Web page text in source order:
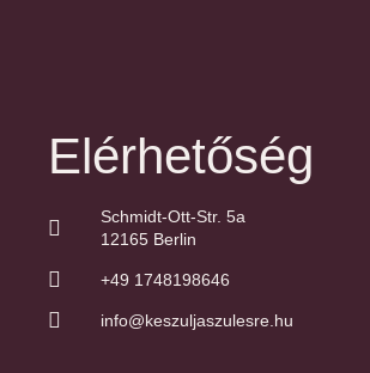
Elérhetőség
Schmidt-Ott-Str. 5a
12165 Berlin
+49 1748198646
info@keszuljaszulesre.hu